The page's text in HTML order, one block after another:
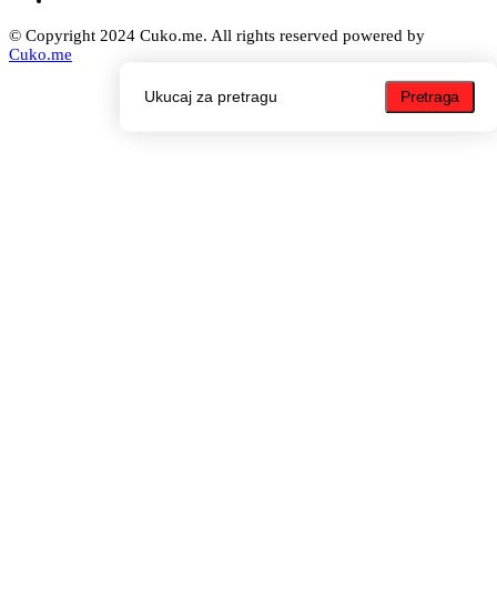
Pretraga
Pretraga
© Copyright 2024 Cuko.me. All rights reserved powered by
Cuko.me